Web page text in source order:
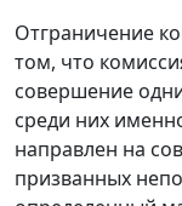
Отграничение
том, что
совершение
среди них
направлен на
призванных